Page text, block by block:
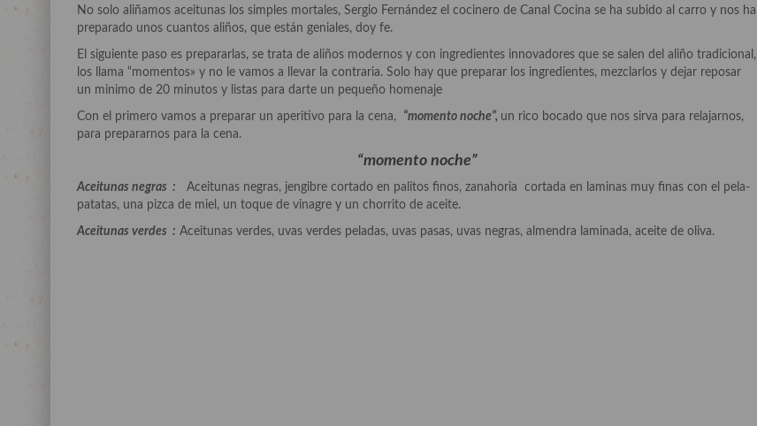
No solo aliñamos aceitunas los simples mortales, Sergio Fernández el cocinero de Canal Cocina se ha subido al carro y nos ha
preparado unos cuantos aliños, que están geniales, doy fe.
El siguiente paso es prepararlas, se trata de aliños modernos y con ingredientes innovadores que se salen del aliño tradicional,
los llama “momentos» y no le vamos a llevar la contraria. Solo hay que preparar los ingredientes, mezclarlos y dejar reposar
un minimo de 20 minutos y listas para darte un pequeño homenaje
Con el primero vamos a preparar un aperitivo para la cena, “momento noche”, un rico bocado que nos sirva para relajarnos,
para prepararnos para la cena.
“momento noche”
Aceitunas negras : Aceitunas negras, jengibre cortado en palitos finos, zanahoria cortada en laminas muy finas con el pela-
patatas, una pizca de miel, un toque de vinagre y un chorrito de aceite.
Aceitunas verdes : Aceitunas verdes, uvas verdes peladas, uvas pasas, uvas negras, almendra laminada, aceite de oliva.